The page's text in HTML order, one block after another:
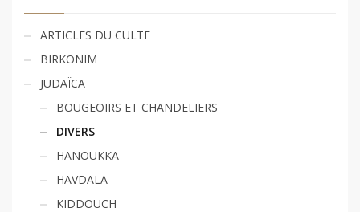
ARTICLES DU CULTE
BIRKONIM
JUDAÏCA
BOUGEOIRS ET CHANDELIERS
DIVERS
HANOUKKA
HAVDALA
KIDDOUCH